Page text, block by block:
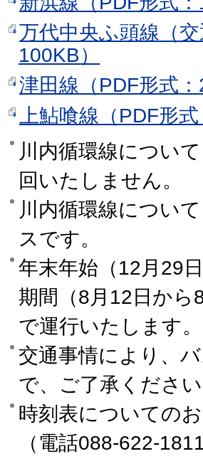
万代中央ふ頭線（
100KB）
津田線（PDF形式：
上鮎喰線（PDF形式
川内循環線につい
回いたしません。
川内循環線につい
スです。
年末年始（12月29
期間（8月12日から
で運行いたします。
交通事情により、
で、ご了承ください
時刻表についての
（電話088-622-